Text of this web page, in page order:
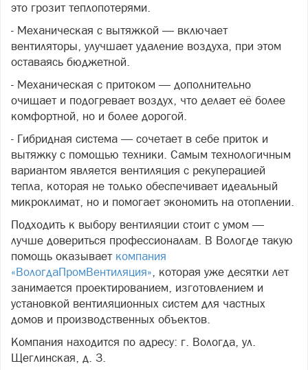
это грозит теплопотерями.
- Механическая с вытяжкой — включает
вентиляторы, улучшает удаление воздуха, при этом
оставаясь бюджетной.
- Механическая с притоком — дополнительно
очищает и подогревает воздух, что делает её более
комфортной, но и более дорогой.
- Гибридная система — сочетает в себе приток и
вытяжку с помощью техники. Самым технологичным
вариантом является вентиляция с рекуперацией
тепла, которая не только обеспечивает идеальный
микроклимат, но и помогает экономить на отоплении.
Подходить к выбору вентиляции стоит с умом —
лучше довериться профессионалам. В Вологде такую
помощь оказывает компания
«ВологдаПромВентиляция», которая уже десятки лет
занимается проектированием, изготовлением и
установкой вентиляционных систем для частных
домов и производственных объектов.
Компания находится по адресу: г. Вологда, ул.
Щеглинская, д. 3.